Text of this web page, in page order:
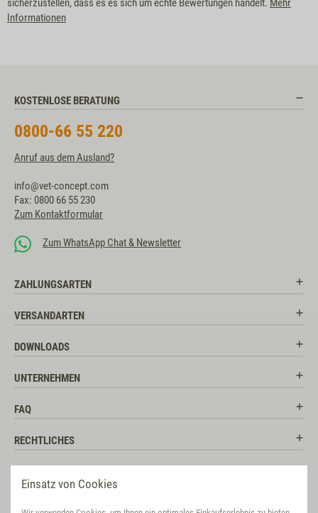
Einsatz von Cookies
sicherzustellen, dass es es sich um echte Bewertungen handelt. Mehr
Informationen
KOSTENLOSE BERATUNG
0800-66 55 220
Anruf aus dem Ausland?
info@vet-concept.com
Fax: 0800 66 55 230
Zum Kontaktformular
Zum WhatsApp Chat & Newsletter
ZAHLUNGSARTEN
VERSANDARTEN
DOWNLOADS
UNTERNEHMEN
FAQ
RECHTLICHES